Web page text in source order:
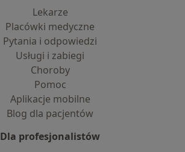
Lekarze
Placówki medyczne
Pytania i odpowiedzi
Usługi i zabiegi
Choroby
Pomoc
Aplikacje mobilne
Blog dla pacjentów
Dla profesjonalistów